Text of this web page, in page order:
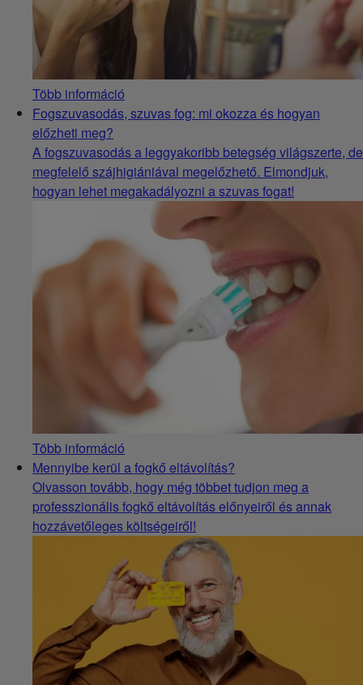
Több információ
Fogszuvasodás, szuvas fog: mi okozza és hogyan
előzheti meg?
A fogszuvasodás a leggyakoribb betegség világszerte, de
megfelelő szájhigiániával megelőzhető. Elmondjuk,
hogyan lehet megakadályozni a szuvas fogat!
Több információ
Mennyibe kerül a fogkő eltávolítás?
Olvasson tovább, hogy még többet tudjon meg a
professzionális fogkő eltávolítás előnyeiről és annak
hozzávetőleges költségeiről!